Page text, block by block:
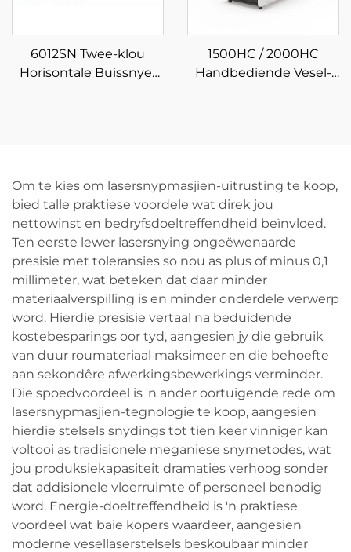
6012SN Twee-klou
Horisontale Buissnyer
1500HC / 2000HC
Handbediende Vesel-
Om te kies om lasersnypmasjien-uitrusting te koop,
bied talle praktiese voordele wat direk jou
nettowinst en bedryfsdoeltreffendheid beïnvloed.
Ten eerste lewer lasersnying ongeëwenaarde
presisie met toleransies so nou as plus of minus 0,1
millimeter, wat beteken dat daar minder
materiaalverspilling is en minder onderdele verwerp
word. Hierdie presisie vertaal na beduidende
kostebesparings oor tyd, aangesien jy die gebruik
van duur roumateriaal maksimeer en die behoefte
aan sekondêre afwerkingsbewerkings verminder.
Die spoedvoordeel is 'n ander oortuigende rede om
lasersnypmasjien-tegnologie te koop, aangesien
hierdie stelsels snydings tot tien keer vinniger kan
voltooi as tradisionele meganiese snymetodes, wat
jou produksiekapasiteit dramaties verhoog sonder
dat addisionele vloerruimte of personeel benodig
word. Energie-doeltreffendheid is 'n praktiese
voordeel wat baie kopers waardeer, aangesien
moderne vesellaserstelsels beskoubaar minder